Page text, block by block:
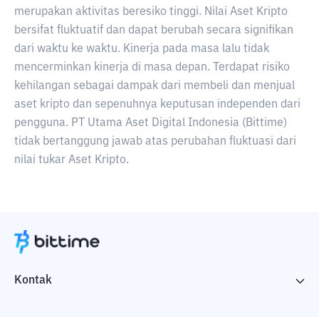
merupakan aktivitas beresiko tinggi. Nilai Aset Kripto
bersifat fluktuatif dan dapat berubah secara signifikan
dari waktu ke waktu. Kinerja pada masa lalu tidak
mencerminkan kinerja di masa depan. Terdapat risiko
kehilangan sebagai dampak dari membeli dan menjual
aset kripto dan sepenuhnya keputusan independen dari
pengguna. PT Utama Aset Digital Indonesia (Bittime)
tidak bertanggung jawab atas perubahan fluktuasi dari
nilai tukar Aset Kripto.
Kontak